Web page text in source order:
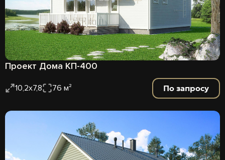
Проект Дома КП-400
10,2х7,8 76 м² По запросу